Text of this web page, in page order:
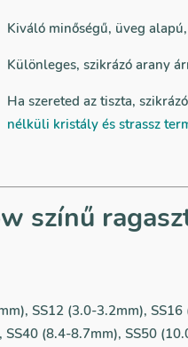
Kiváló minőségű, üveg
Különleges, szikrázó arany
Ha szereted az tiszta,
nélküli kristály és strassz
színű
SS12 (3.0-3.2mm),
SS40 (8.4-8.7mm), SS50